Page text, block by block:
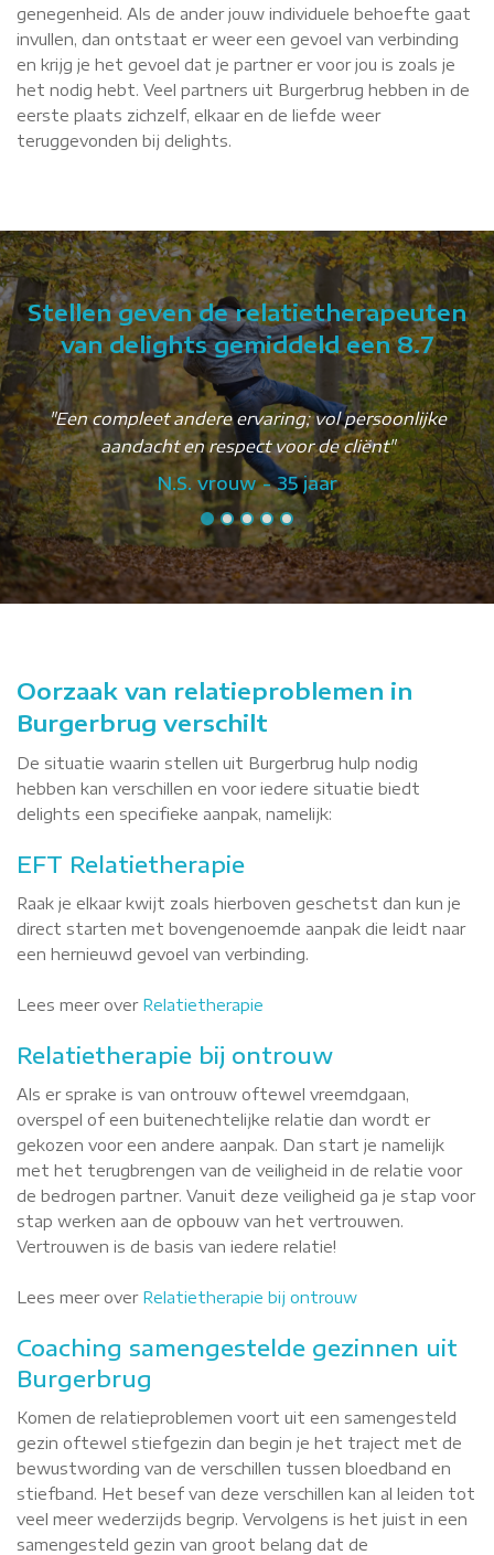
genegenheid. Als de ander jouw individuele behoefte gaat
invullen, dan ontstaat er weer een gevoel van verbinding
en krijg je het gevoel dat je partner er voor jou is zoals je
het nodig hebt. Veel partners uit Burgerbrug hebben in de
eerste plaats zichzelf, elkaar en de liefde weer
teruggevonden bij delights.
Stellen geven de relatietherapeuten
van delights gemiddeld een 8.7
"Een compleet andere ervaring; vol persoonlijke
aandacht en respect voor de cliënt"
N.S. vrouw - 35 jaar
Oorzaak van relatieproblemen in
Burgerbrug verschilt
De situatie waarin stellen uit Burgerbrug hulp nodig
hebben kan verschillen en voor iedere situatie biedt
delights een specifieke aanpak, namelijk:
EFT Relatietherapie
Raak je elkaar kwijt zoals hierboven geschetst dan kun je
direct starten met bovengenoemde aanpak die leidt naar
een hernieuwd gevoel van verbinding.
Lees meer over Relatietherapie
Relatietherapie bij ontrouw
Als er sprake is van ontrouw oftewel vreemdgaan,
overspel of een buitenechtelijke relatie dan wordt er
gekozen voor een andere aanpak. Dan start je namelijk
met het terugbrengen van de veiligheid in de relatie voor
de bedrogen partner. Vanuit deze veiligheid ga je stap voor
stap werken aan de opbouw van het vertrouwen.
Vertrouwen is de basis van iedere relatie!
Lees meer over Relatietherapie bij ontrouw
Coaching samengestelde gezinnen uit
Burgerbrug
Komen de relatieproblemen voort uit een samengesteld
gezin oftewel stiefgezin dan begin je het traject met de
bewustwording van de verschillen tussen bloedband en
stiefband. Het besef van deze verschillen kan al leiden tot
veel meer wederzijds begrip. Vervolgens is het juist in een
samengesteld gezin van groot belang dat de